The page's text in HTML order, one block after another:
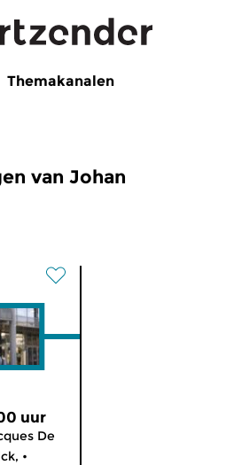
Themakanalen
van Johan
uur
De
•